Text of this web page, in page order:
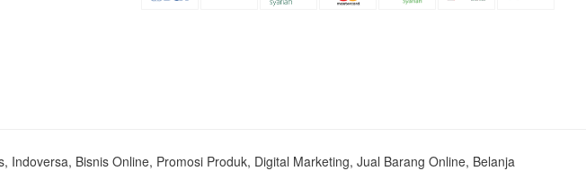
Bisnis Online, Promosi Produk, Digital Marketing, Jual Barang Online, Belanja